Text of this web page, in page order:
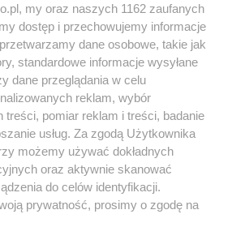
Pokaż więcej
Archiwum artykułów
my oraz naszych 1162 zaufanych
dostęp i przechowujemy informacje
dane osobowe, takie jak
standardowe informacje wysyłane
dane przeglądania w celu
reklam, wybór
treści, pomiar reklam i treści, badanie
usług. Za zgodą Użytkownika
możemy używać dokładnych
oraz aktywnie skanować
do celów identyfikacji.
prywatność, prosimy o zgodę na